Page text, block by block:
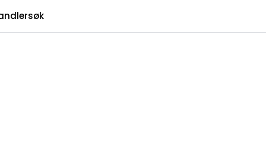
Infosenter